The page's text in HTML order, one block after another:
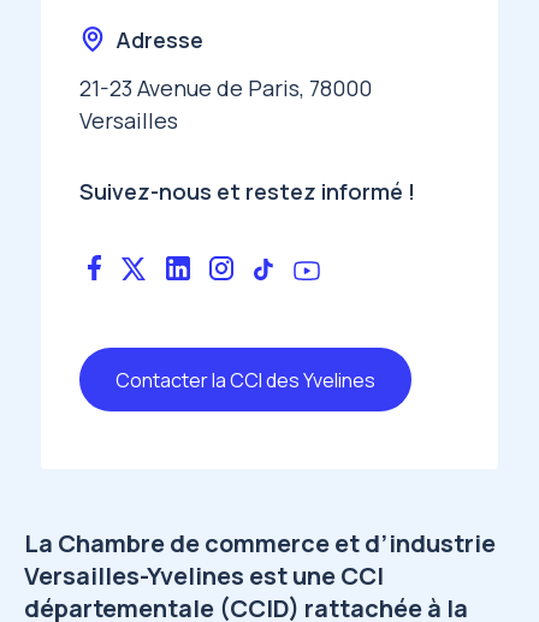
Adresse
21-23 Avenue de Paris, 78000
Versailles
Suivez-nous et restez informé !
Contacter la CCI des Yvelines
La Chambre de commerce et d’industrie
Versailles-Yvelines est une CCI
départementale (CCID) rattachée à la